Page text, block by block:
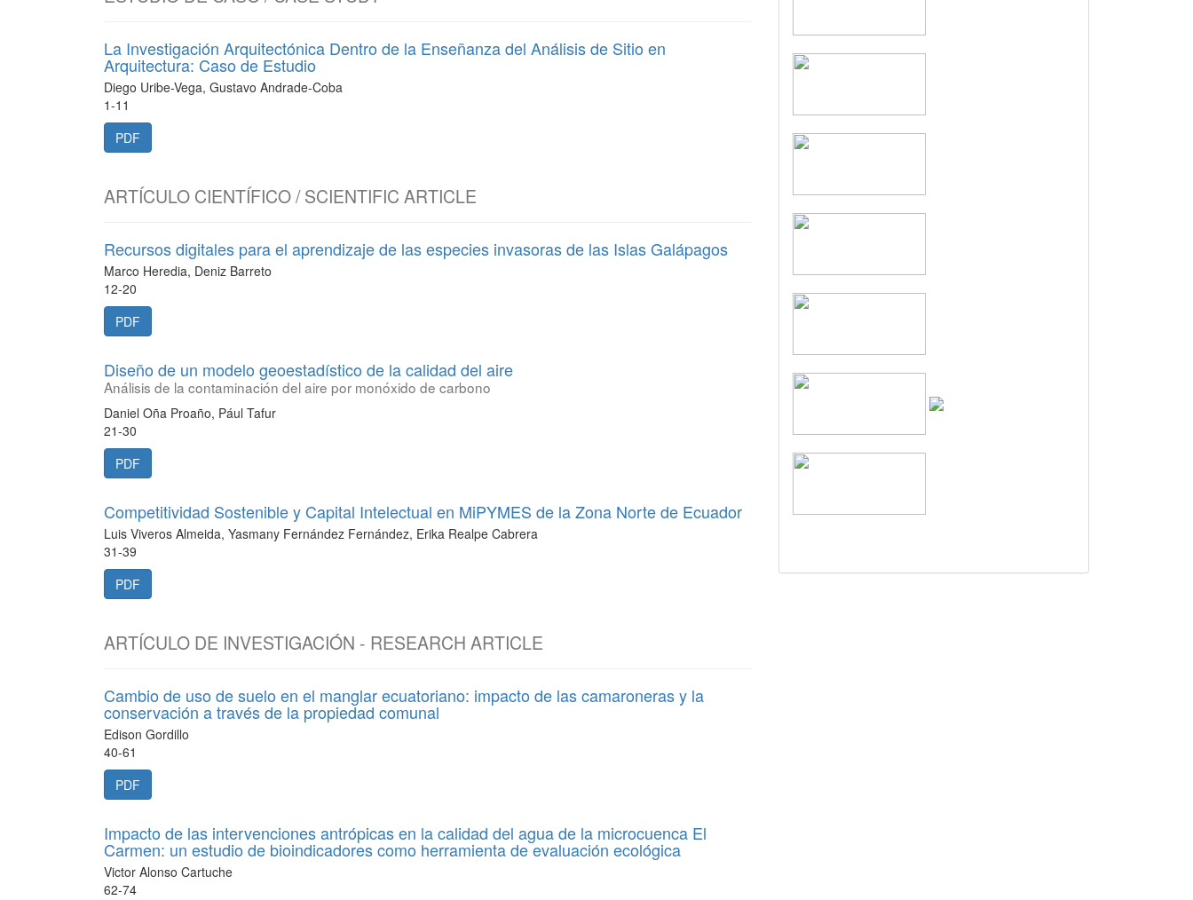
La Investigación Arquitectónica Dentro de la Enseñanza del Análisis de Sitio en
Arquitectura: Caso de Estudio
Diego Uribe-Vega, Gustavo Andrade-Coba
1-11
PDF
ARTÍCULO CIENTÍFICO / SCIENTIFIC ARTICLE
Recursos digitales para el aprendizaje de las especies invasoras de las Islas Galápagos
Marco Heredia, Deniz Barreto
12-20
PDF
Diseño de un modelo geoestadístico de la calidad del aire
Análisis de la contaminación del aire por monóxido de carbono
Daniel Oña Proaño, Pául Tafur
21-30
PDF
Competitividad Sostenible y Capital Intelectual en MiPYMES de la Zona Norte de Ecuador
Luis Viveros Almeida, Yasmany Fernández Fernández, Erika Realpe Cabrera
31-39
PDF
ARTÍCULO DE INVESTIGACIÓN - RESEARCH ARTICLE
Cambio de uso de suelo en el manglar ecuatoriano: impacto de las camaroneras y la
conservación a través de la propiedad comunal
Edison Gordillo
40-61
PDF
Impacto de las intervenciones antrópicas en la calidad del agua de la microcuenca El
Carmen: un estudio de bioindicadores como herramienta de evaluación ecológica
Victor Alonso Cartuche
62-74